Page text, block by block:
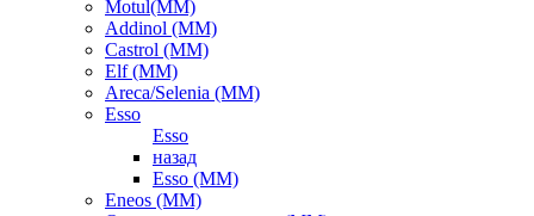
Motul(ММ)
Addinol (ММ)
Castrol (ММ)
Elf (ММ)
Areca/Selenia (ММ)
Esso
Esso
назад
Esso (ММ)
Eneos (ММ)